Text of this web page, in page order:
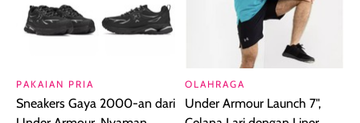
PAKAIAN PRIA
Sneakers Gaya 2000-an dari
OLAHRAGA
Under Armour Launch 7",